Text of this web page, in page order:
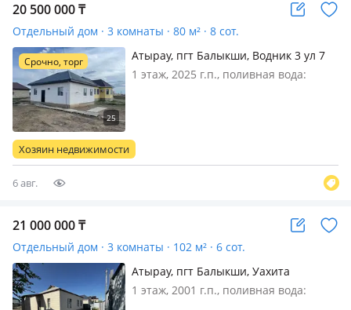
20 500 000₸
Отдельный дом · 3 комнаты · 80 м² · 8 сот.
Срочно, торг
Атырау, пгт Балыкши, Водник 3 ул 7
20 — Ориентир
1 этаж, 2025 г.п., поливная вода:
состояние с отличном ремонтом
Хозяин недвижимости
6 авг.
21 000 000₸
Отдельный дом · 3 комнаты · 102 м² · 6 сот.
Атырау, пгт Балыкши, Уахита
Губашева 15
1 этаж, 2001 г.п., поливная вода: